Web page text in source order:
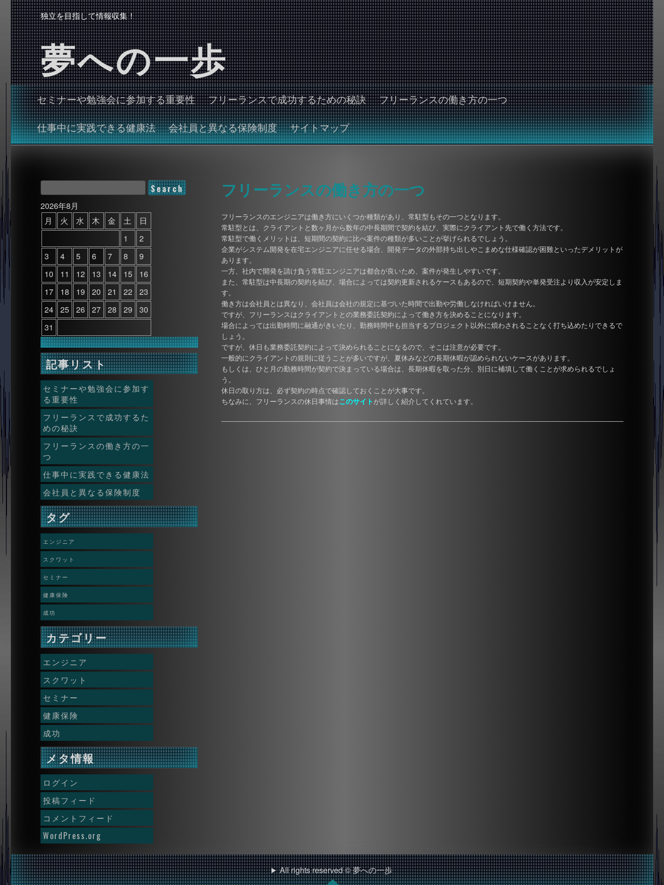
独立を目指して情報収集！
夢への一歩
セミナーや勉強会に参加する重要性 フリーランスで成功するための秘訣
フリーランスの働き方の一つ
仕事中に実践できる健康法
会社員と異なる保険制度 サイトマップ
フリーランスの働き方の一つ
フリーランスのエンジニアは働き方にいくつか種類があり、常駐型もその一つとなります。
常駐型とは、クライアントと数ヶ月から数年の中長期間で契約を結び、実際にクライアント先で働く方法です。
常駐型で働くメリットは、短期間の契約に比べ案件の種類が多いことが挙げられるでしょう。
企業がシステム開発を在宅エンジニアに任せる場合、開発データの外部持ち出しやこまめな仕様確認が困難といったデメリットが
あります。
一方、社内で開発を請け負う常駐エンジニアは都合が良いため、案件が発生しやすいです。
また、常駐型は中長期の契約を結び、場合によっては契約更新されるケースもあるので、短期契約や単発受注より収入が安定しま
す。
働き方は会社員とは異なり、会社員は会社の規定に基づいた時間で出勤や労働しなければいけません。
ですが、フリーランスはクライアントとの業務委託契約によって働き方を決めることになります。
場合によっては出勤時間に融通がきいたり、勤務時間中も担当するプロジェクト以外に煩わされることなく打ち込めたりできるで
しょう。
ですが、休日も業務委託契約によって決められることになるので、そこは注意が必要です。
一般的にクライアントの規則に従うことが多いですが、夏休みなどの長期休暇が認められないケースがあります。
もしくは、ひと月の勤務時間が契約で決まっている場合は、長期休暇を取った分、別日に補填して働くことが求められるでしょ
う。
休日の取り方は、必ず契約の時点で確認しておくことが大事です。
ちなみに、フリーランスの休日事情はこのサイト が詳しく紹介してくれています。
2026年8月
月
火 水 木 金 土
日
1
2
3
4 5 6 7 8
9
10
11 12 13 14 15
16
17
18 19 20 21 22
23
24
25 26 27 28 29
30
31
記事リスト
セミナーや勉強会に参加す
る重要性
フリーランスで成功するた
めの秘訣
フリーランスの働き方の一
つ
仕事中に実践できる健康法
会社員と異なる保険制度
タグ
エンジニア
スクワット
セミナー
健康保険
成功
カテゴリー
エンジニア
スクワット
セミナー
健康保険
成功
メタ情報
ログイン
投稿フィード
コメントフィード
WordPress.org
All rights reserved © 夢への一歩